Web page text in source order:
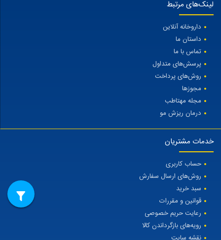
لینک‌های مرتبط
داروخانه آنلاین
داستان ما
تماس با ما
پرسش‌های متداول
روش‌های پرداخت
مجوزها
مجله مهتاطب
درمان ریزش مو
خدمات مشتریان
حساب کاربری
روش‌های ارسال سفارش
سبد خرید
قوانین و مقررات
رعایت حریم خصوصی
رویه‌های بازگرداندن کالا